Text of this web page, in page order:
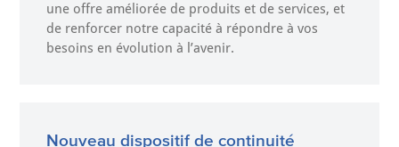
une offre améliorée de produits et de services, et
de renforcer notre capacité à répondre à vos
besoins en évolution à l’avenir.
Nouveau dispositif de continuité